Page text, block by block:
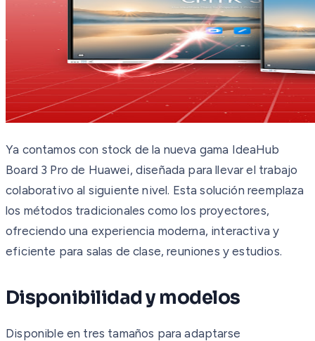
Ya contamos con stock de la nueva gama IdeaHub
Board 3 Pro de Huawei, diseñada para llevar el trabajo
colaborativo al siguiente nivel. Esta solución reemplaza
los métodos tradicionales como los proyectores,
ofreciendo una experiencia moderna, interactiva y
eficiente para salas de clase, reuniones y estudios.
Disponibilidad y modelos
Disponible en tres tamaños para adaptarse